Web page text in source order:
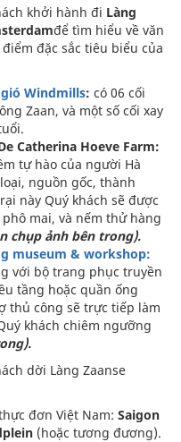
khởi hành đi Làng
để tìm hiểu về văn
đặc sắc tiêu biểu của
Windmills: có 06 cối
Zaan, và một số cối xay
Catherina Hoeve Farm:
tự hào của người Hà
nguồn gốc, thành
này Quý khách sẽ được
mai, và nếm thử hàng
chụp ảnh bên trong).
museum & workshop:
với bộ trang phục truyền
tầng hoặc quần ống
thủ công sẽ trực tiếp làm
khách chiêm ngưỡng
dời Làng Zaanse
đơn Việt Nam: Saigon
(hoặc tương đương).